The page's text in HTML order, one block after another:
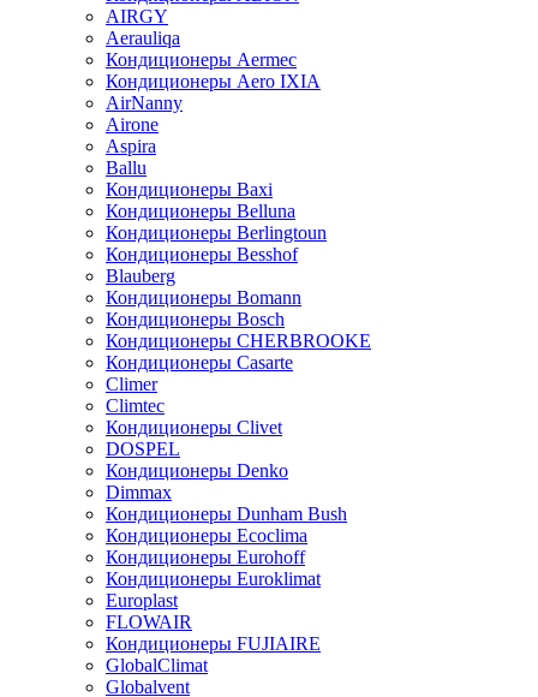
AIRGY
Aerauliqa
Кондиционеры Aermec
Кондиционеры Aero IXIA
AirNanny
Airone
Aspira
Ballu
Кондиционеры Baxi
Кондиционеры Belluna
Кондиционеры Berlingtoun
Кондиционеры Besshof
Blauberg
Кондиционеры Bomann
Кондиционеры Bosch
Кондиционеры CHERBROOKE
Кондиционеры Casarte
Climer
Climtec
Кондиционеры Clivet
DOSPEL
Кондиционеры Denko
Dimmax
Кондиционеры Dunham Bush
Кондиционеры Ecoclima
Кондиционеры Eurohoff
Кондиционеры Euroklimat
Europlast
FLOWAIR
Кондиционеры FUJIAIRE
GlobalClimat
Globalvent